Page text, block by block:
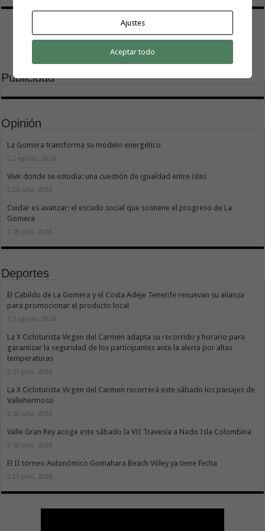
Publicidad
Opinión
La Gomera transforma su modelo energético
2 agosto, 2026
Vivir donde se estudia: una cuestión de igualdad entre islas
26 julio, 2026
Cuidar es avanzar: el escudo social que sostiene el progreso de La
Gomera
19 julio, 2026
Deportes
El Cabildo de La Gomera y el Costa Adeje Tenerife renuevan su alianza
para promocionar el producto local
3 agosto, 2026
La X Cicloturista Virgen del Carmen adapta su recorrido y horario para
garantizar la seguridad de los participantes ante la alerta por altas
temperaturas
31 julio, 2026
La X Cicloturista Virgen del Carmen recorrerá este sábado los paisajes de
Vallehermoso
30 julio, 2026
Valle Gran Rey acoge este sábado la VII Travesía a Nado Isla Colombina
30 julio, 2026
El II torneo Autonómico Gomahara Beach Vóley ya tiene fecha
27 julio, 2026
Ajustes
Aceptar todo